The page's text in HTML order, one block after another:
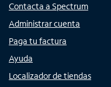
Contacta a Spectrum
Administrar cuenta
Paga tu factura
Ayuda
Localizador de tiendas